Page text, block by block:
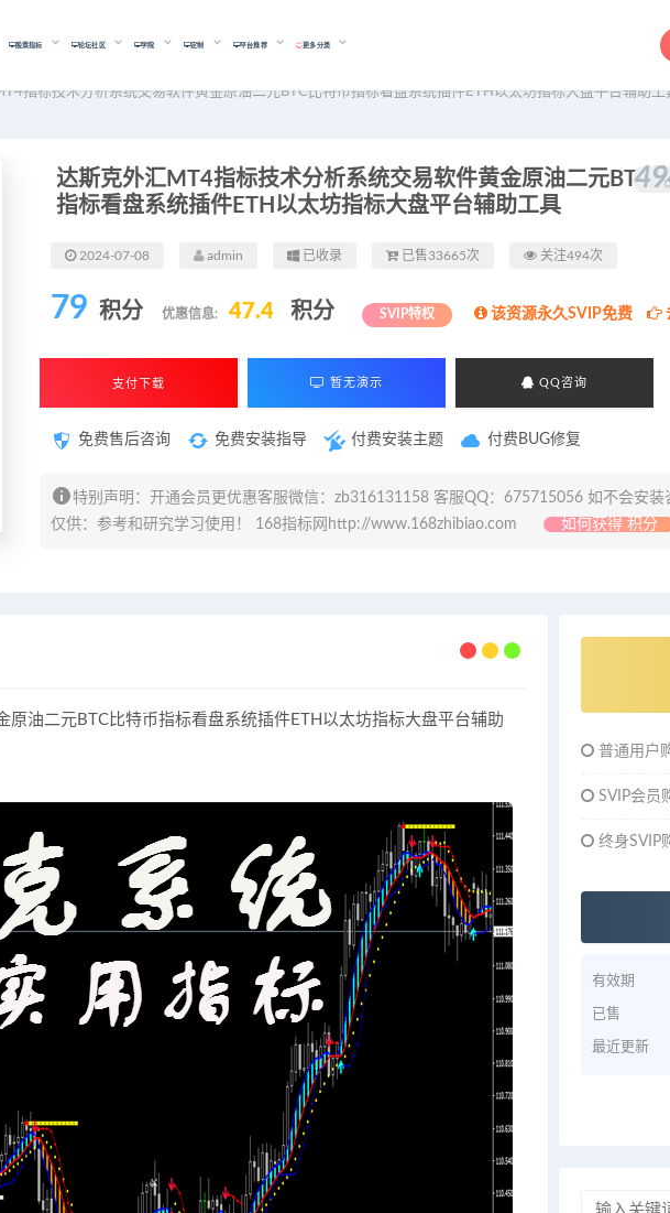
股票指标 论坛社区 学院 定制 平台推荐 更多分类
指标技术分析系统交易软件黄金原油二元BTC比特币指标看盘系统插件ETH以太坊指标大盘平台辅助工
达斯克外汇MT4指标技术分析系统交易软件黄金原油二元BTC
指标看盘系统插件ETH以太坊指标大盘平台辅助工具
2024-07-08 admin 已收录 已售33665次 关注494次
79 积分 优惠信息: 47.4 积分 SVIP特权 该资源永久SVIP免费
支付下载 暂无演示 QQ咨询
免费售后咨询 免费安装指导 付费安装主题 付费BUG修复
特别声明：开通会员更优惠客服微信：zb316131158 客服QQ：675715056 如不会安
仅供：参考和研究学习使用！ 168指标网http://www.168zhibiao.com
如何获得 积分
原油二元BTC比特币指标看盘系统插件ETH以太坊指标大盘平台辅助
普通用户
SVIP会员
终身SVIP
有效期
已售
最近更新